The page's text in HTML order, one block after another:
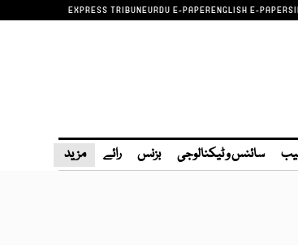
EXPRESS TRIBUNEURDU E-PAPERENGLISH E-PAPER
سائنس و ٹیکنالوجی بزنس رائے مزید